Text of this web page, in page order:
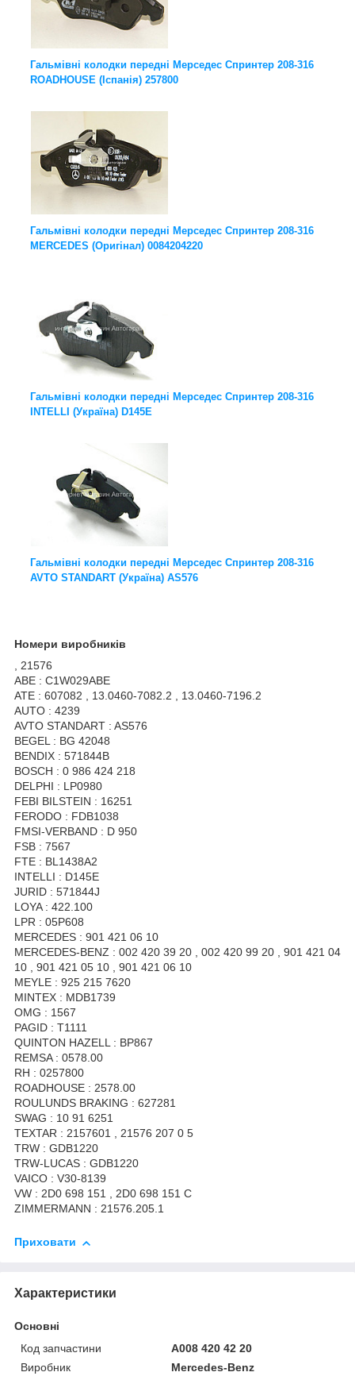
Гальмівні колодки передні Мерседес Спринтер 208-316
ROADHOUSE (Іспанія) 257800
Гальмівні колодки передні Мерседес Спринтер 208-316
MERCEDES (Оригінал) 0084204220
Гальмівні колодки передні Мерседес Спринтер 208-316
INTELLI (Україна) D145E
Гальмівні колодки передні Мерседес Спринтер 208-316
AVTO STANDART (Україна) AS576
Номери виробників
, 21576
ABE : C1W029ABE
ATE : 607082 , 13.0460-7082.2 , 13.0460-7196.2
AUTO : 4239
AVTO STANDART : AS576
BEGEL : BG 42048
BENDIX : 571844B
BOSCH : 0 986 424 218
DELPHI : LP0980
FEBI BILSTEIN : 16251
FERODO : FDB1038
FMSI-VERBAND : D 950
FSB : 7567
FTE : BL1438A2
INTELLI : D145E
JURID : 571844J
LOYA : 422.100
LPR : 05P608
MERCEDES : 901 421 06 10
MERCEDES-BENZ : 002 420 39 20 , 002 420 99 20 , 901 421 04
10 , 901 421 05 10 , 901 421 06 10
MEYLE : 925 215 7620
MINTEX : MDB1739
OMG : 1567
PAGID : T1111
QUINTON HAZELL : BP867
REMSA : 0578.00
RH : 0257800
ROADHOUSE : 2578.00
ROULUNDS BRAKING : 627281
SWAG : 10 91 6251
TEXTAR : 2157601 , 21576 207 0 5
TRW : GDB1220
TRW-LUCAS : GDB1220
VAICO : V30-8139
VW : 2D0 698 151 , 2D0 698 151 C
ZIMMERMANN : 21576.205.1
Приховати
Характеристики
Основні
Код запчастини
A008 420 42 20
Виробник
Mercedes-Benz